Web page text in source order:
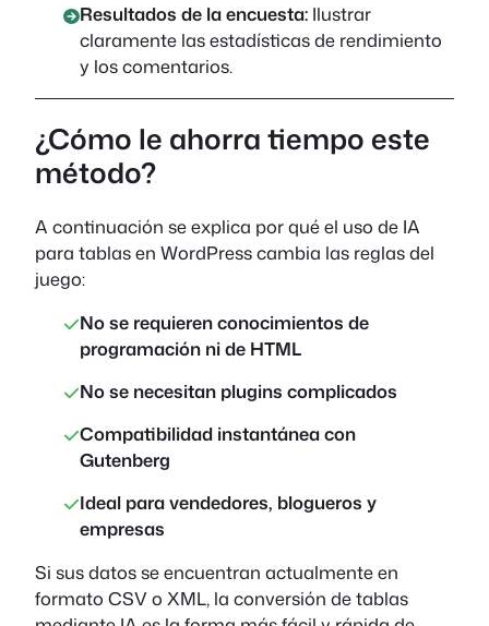
Resultados de la encuesta:Ilustrar
claramente las estadísticas de rendimiento
y los comentarios.
¿Cómo le ahorra tiempo este
método?
A continuación se explica por qué el uso de IA
para tablas en WordPress cambia las reglas del
juego:
No se requieren conocimientos de
programación ni de HTML
No se necesitan plugins complicados
Compatibilidad instantánea con
Gutenberg
Ideal para vendedores, blogueros y
empresas
Si sus datos se encuentran actualmente en
formato CSV o XML, la conversión de tablas